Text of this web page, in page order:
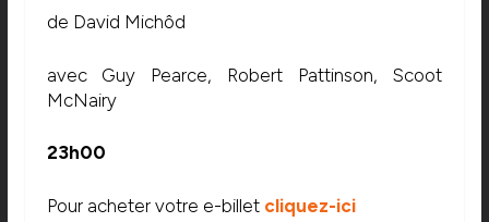
de David Michôd
avec Guy Pearce, Robert Pattinson, Scoot
McNairy
23h00
Pour acheter votre e-billet cliquez-ici